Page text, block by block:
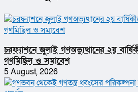
চরফ্যাশনে জুলাই গণঅভ্যুত্থানের ২য়
গণমিছিল ও সমাবেশ
5 August, 2026